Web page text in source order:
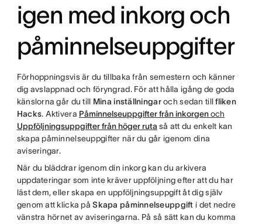
igen med inkorg och
påminnelseuppgifter
Förhoppningsvis är du tillbaka från semestern och känner
dig avslappnad och föryngrad. För att hålla igång de goda
känslorna går du till Mina inställningaroch sedan tillfliken
Hacks. Aktivera Påminnelseuppgifter från inkorgenoch
Uppföljningsuppgifter från höger ruta så att du enkelt kan
skapa påminnelseuppgifter när du går igenom dina
aviseringar.
När du bläddrar igenom din inkorg kan du arkivera
uppdateringar som inte kräver uppföljning efter att du har
läst dem, eller skapa en uppföljningsuppgift åt dig själv
genom att klicka påSkapa påminnelseuppgift i det nedre
vänstra hörnet av aviseringarna. På så sätt kan du komma